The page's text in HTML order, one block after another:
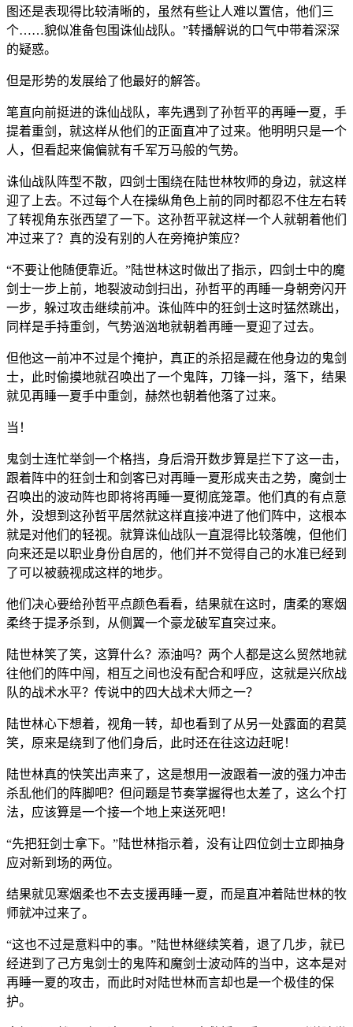
图还是表现得比较清晰的，虽然有些让人难以置信，他们三
个……貌似准备包围诛仙战队。”转播解说的口气中带着深深
的疑惑。
但是形势的发展给了他最好的解答。
笔直向前挺进的诛仙战队，率先遇到了孙哲平的再睡一夏，手
提着重剑，就这样从他们的正面直冲了过来。他明明只是一个
人，但看起来偏偏就有千军万马般的气势。
诛仙战队阵型不散，四剑士围绕在陆世林牧师的身边，就这样
迎了上去。不过每个人在操纵角色上前的同时都忍不住左右转
了转视角东张西望了一下。这孙哲平就这样一个人就朝着他们
冲过来了？真的没有别的人在旁掩护策应？
“不要让他随便靠近。”陆世林这时做出了指示，四剑士中的魔
剑士一步上前，地裂波动剑扫出，孙哲平的再睡一身朝旁闪开
一步，躲过攻击继续前冲。诛仙阵中的狂剑士这时猛然跳出，
同样是手持重剑，气势汹汹地就朝着再睡一夏迎了过去。
但他这一前冲不过是个掩护，真正的杀招是藏在他身边的鬼剑
士，此时偷摸地就召唤出了一个鬼阵，刀锋一抖，落下，结果
就见再睡一夏手中重剑，赫然也朝着他落了过来。
当！
鬼剑士连忙举剑一个格挡，身后滑开数步算是拦下了这一击，
跟着阵中的狂剑士和剑客已对再睡一夏形成夹击之势，魔剑士
召唤出的波动阵也即将将再睡一夏彻底笼罩。他们真的有点意
外，没想到这孙哲平居然就这样直接冲进了他们阵中，这根本
就是对他们的轻视。就算诛仙战队一直混得比较落魄，但他们
向来还是以职业身份自居的，他们并不觉得自己的水准已经到
了可以被藐视成这样的地步。
他们决心要给孙哲平点颜色看看，结果就在这时，唐柔的寒烟
柔终于提矛杀到，从侧翼一个豪龙破军直突过来。
陆世林笑了笑，这算什么？添油吗？两个人都是这么贸然地就
往他们的阵中闯，相互之间也没有配合和呼应，这就是兴欣战
队的战术水平？传说中的四大战术大师之一？
陆世林心下想着，视角一转，却也看到了从另一处露面的君莫
笑，原来是绕到了他们身后，此时还在往这边赶呢！
陆世林真的快笑出声来了，这是想用一波跟着一波的强力冲击
杀乱他们的阵脚吧？但问题是节奏掌握得也太差了，这么个打
法，应该算是一个接一个地上来送死吧！
“先把狂剑士拿下。”陆世林指示着，没有让四位剑士立即抽身
应对新到场的两位。
结果就见寒烟柔也不去支援再睡一夏，而是直冲着陆世林的牧
师就冲过来了。
“这也不过是意料中的事。”陆世林继续笑着，退了几步，就已
经进到了己方鬼剑士的鬼阵和魔剑士波动阵的当中，这本是对
再睡一夏的攻击，而此时对陆世林而言却也是一个极佳的保
护。